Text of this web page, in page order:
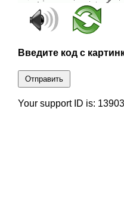
Введите код с
Отправить
Your support ID is: